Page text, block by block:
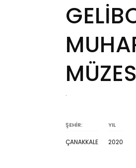
.
ŞEHİR:
ÇANAKKALE
YIL
2020